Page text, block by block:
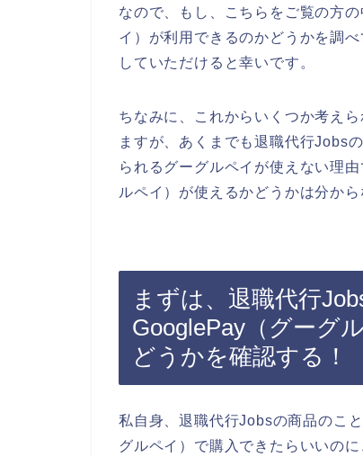
なので、もし、こちらをご覧の方
イ）が利用できるのかどうかを調
していただけると幸いです。
ちなみに、これからいくつか考え
ますが、あくまでも退職代行Jobs
られるグーグルペイが使えない理
ルペイ）が使えるかどうかは分か
まずは、退職代行
GooglePay（グーグ
どうかを確認する！
私自身、退職代行Jobsの商品のこ
グルペイ）で購入できたらいいのに